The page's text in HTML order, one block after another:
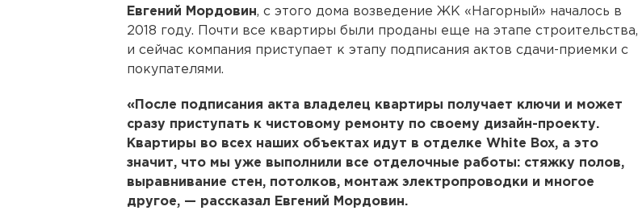
Евгений Мордовин, с этого дома возведение ЖК «Нагорный» началось в
2018 году. Почти все квартиры были проданы еще на этапе строительства,
и сейчас компания приступает к этапу подписания актов сдачи-приемки с
покупателями.
«После подписания акта владелец квартиры получает ключи и может
сразу приступать к чистовому ремонту по своему дизайн-проекту.
Квартиры во всех наших объектах идут в отделке White Box, а это
значит, что мы уже выполнили все отделочные работы: стяжку полов,
выравнивание стен, потолков, монтаж электропроводки и многое
другое, — рассказал Евгений Мордовин.